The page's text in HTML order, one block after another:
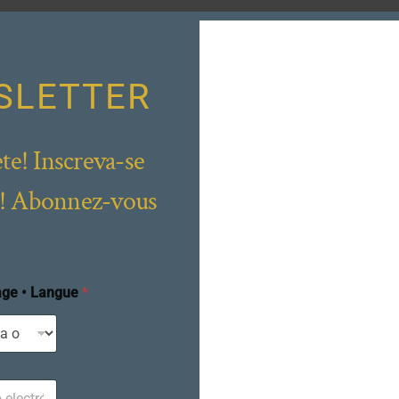
Inscreva-se
Abonnez-vous
• Langue *